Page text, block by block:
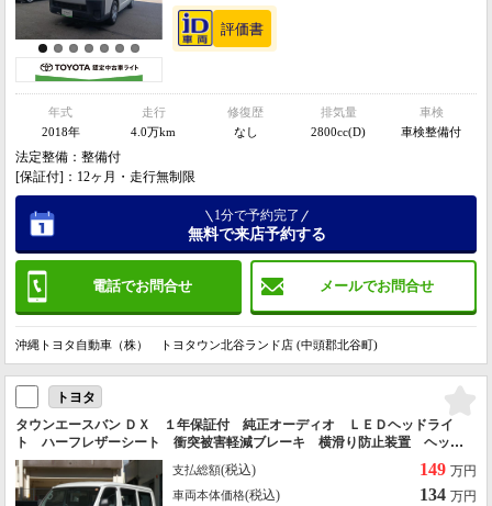
年式
2018年
走行
4.0万km
修復歴
なし
排気量
2800cc(D)
車検
車検整備付
法定整備：整備付
[保証付]：12ヶ月・走行無制限
電話でお問合せ メールでお問合せ
1分で予約完了
無料で来店予約する
沖縄トヨタ自動車（株） トヨタウン北谷ランド店 (中頭郡北谷町)
トヨタ
タウンエースバン ＤＸ １年保証付 純正オーディオ ＬＥＤヘッドライ
ト ハーフレザーシート 衝突被害軽減ブレーキ 横滑り防止装置 ヘッド
ライトレベライザー アイドリングストップ オートライト ラバーフロア
マット ドアバイザー
支払総額(税込) 149 万円
車両本体価格(税込) 134 万円